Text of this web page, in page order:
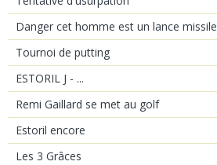
Danger cet homme est un lance missile
Tournoi de putting
ESTORIL J - ...
Remi Gaillard se met au golf
Estoril encore
Les 3 Grâces